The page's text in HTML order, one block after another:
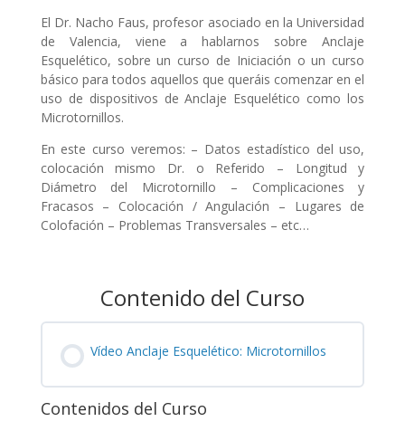
El Dr. Nacho Faus, profesor asociado en la Universidad
de Valencia, viene a hablarnos sobre Anclaje
Esquelético, sobre un curso de Iniciación o un curso
básico para todos aquellos que queráis comenzar en el
uso de dispositivos de Anclaje Esquelético como los
Microtornillos.
En este curso veremos: – Datos estadístico del uso,
colocación mismo Dr. o Referido – Longitud y
Diámetro del Microtornillo – Complicaciones y
Fracasos – Colocación / Angulación – Lugares de
Colofación – Problemas Transversales – etc…
Contenido del Curso
Vídeo Anclaje Esquelético: Microtornillos
Contenidos del Curso